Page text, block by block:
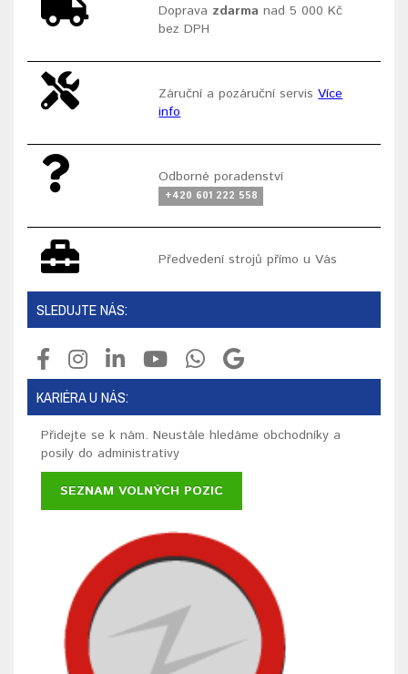
Doprava zdarma nad 5 000 Kč
bez DPH
Záruční a pozáruční servisVíce
info
Odborné poradenství
+420 601 222 558
Předvedení strojů přímo u Vás
SLEDUJTE NÁS:
KARIÉRA U NÁS:
Přidejte se k nám. Neustále hledáme obchodníky a
posily do administrativy
SEZNAM VOLNÝCH POZIC